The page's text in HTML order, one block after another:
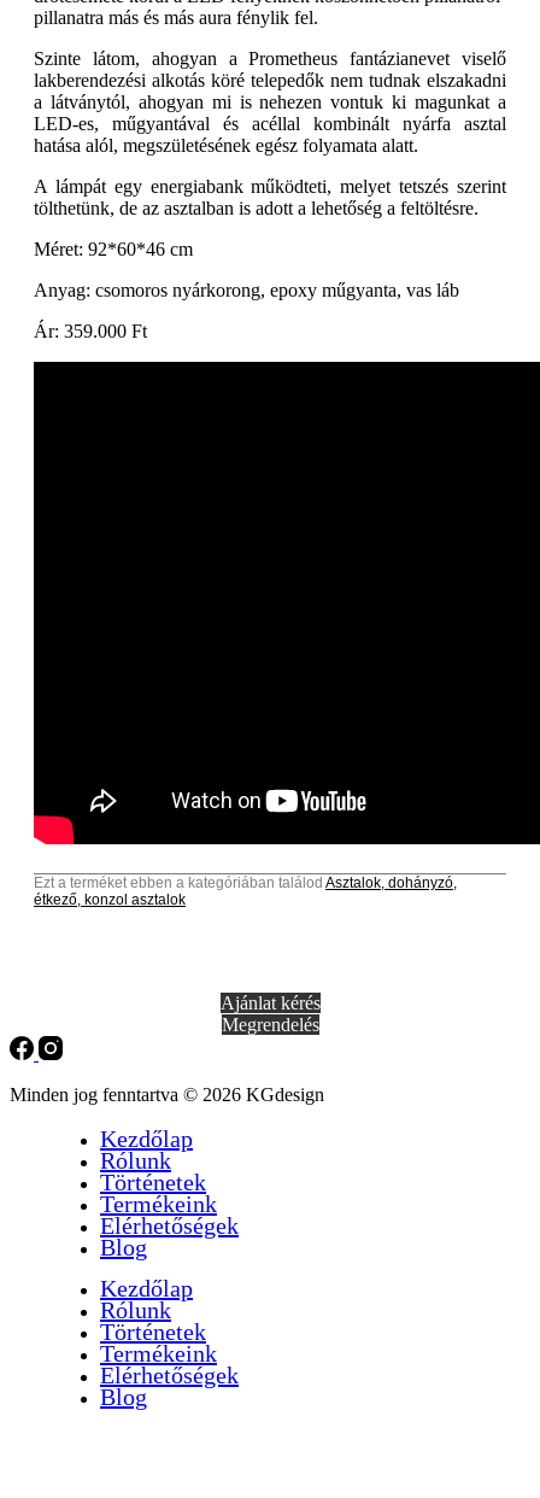
pillanatra más és más aura fénylik fel.
Szinte látom, ahogyan a Prometheus fantázianevet viselő
lakberendezési alkotás köré telepedők nem tudnak elszakadni
a látványtól, ahogyan mi is nehezen vontuk ki magunkat a
LED-es, műgyantával és acéllal kombinált nyárfa asztal
hatása alól, megszületésének egész folyamata alatt.
A lámpát egy energiabank működteti, melyet tetszés szerint
tölthetünk, de az asztalban is adott a lehetőség a feltöltésre.
Méret: 92*60*46 cm
Anyag: csomoros nyárkorong, epoxy műgyanta, vas láb
Ár: 359.000 Ft
Ezt a terméket ebben a kategóriában találod Asztalok, dohányzó,
étkező, konzol asztalok
Ajánlat kérés
Megrendelés
Minden jog fenntartva © 2026 KGdesign
Kezdőlap
Rólunk
Történetek
Termékeink
Elérhetőségek
Blog
Kezdőlap
Rólunk
Történetek
Termékeink
Elérhetőségek
Blog